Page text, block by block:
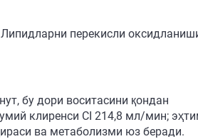
перекисли
бу дори воситасини қондан
клиренси СІ 214,8 мл/мин;
ва метаболизми юз беради.